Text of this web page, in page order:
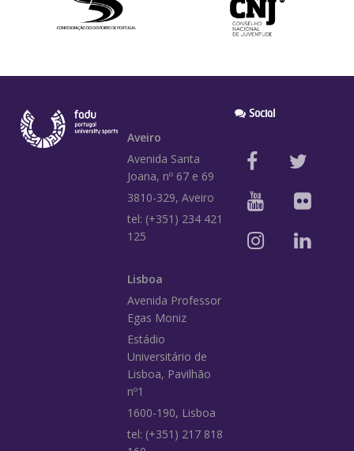
Aveiro
Avenida Santa
Joana, nº 67 e 69
3810-329, Aveiro
tel: (+351) 234 421
125
Lisboa
Avenida Professor
Egas Moniz
Estádio
Universitário de
Lisboa, Pavilhão
nº1
1600-190, Lisboa
tel: (+351) 217 818
Social